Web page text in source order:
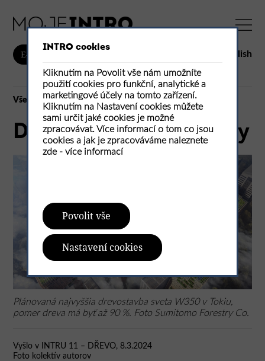
INTRO cookies
Kliknutím na Povolit vše nám umožníte
použití cookies pro funkční, analytické a
marketingové účely na tomto zařízení.
Kliknutím na Nastavení cookies můžete
sami určit jaké cookies je možné
zpracovávat. Více informací o tom co jsou
cookies a jak je zpracováváme naleznete
zde - více informací
Povolit vše
Nastavení cookies
E-shop English
Vše
Drevo a výškové stavby
Plánovaná najvyššia drevostavba sveta W350 v Tokiu,
pomer dreva má byť až 90 %. Foto Sumitomo Forestry Co.
Vyšlo v INTRU 11 – DŘEVO, 8.3.2024
Foto kolektív autorov